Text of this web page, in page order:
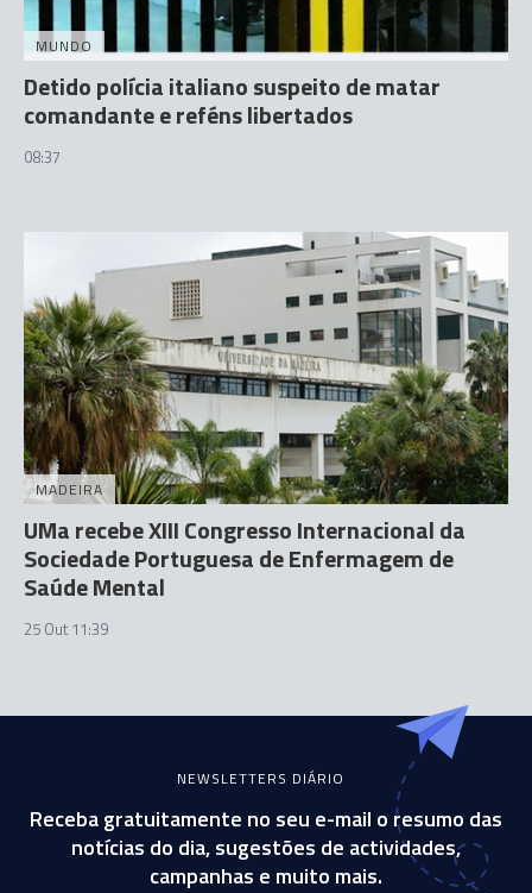
MUNDO
Detido polícia italiano suspeito de matar
comandante e reféns libertados
08:37
MADEIRA
UMa recebe XIII Congresso Internacional da
Sociedade Portuguesa de Enfermagem de
Saúde Mental
25 Out 11:39
NEWSLETTERS DIÁRIO
Receba gratuitamente no seu e-mail o resumo das
notícias do dia, sugestões de actividades,
campanhas e muito mais.